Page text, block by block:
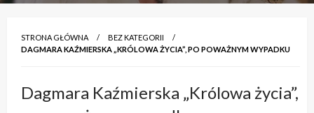
STRONA GŁÓWNA
BEZ KATEGORII
DAGMARA KAŹMIERSKA „KRÓLOWA ŻYCIA”, PO POWAŻNYM WYPADKU
Dagmara Kaźmierska „Królowa życia”,